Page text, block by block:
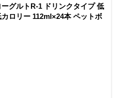
ーグルトR-1 ドリンクタイプ 低
ロリー 112ml×24本 ペットボ